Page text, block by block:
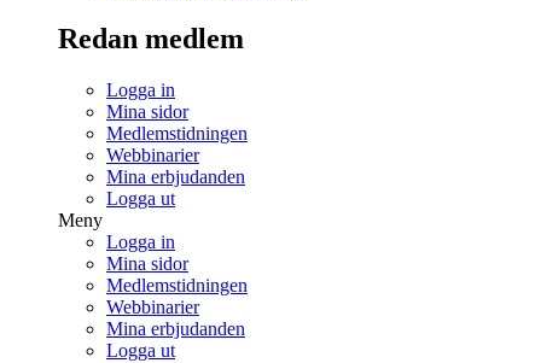
Redan medlem
Logga in
Mina sidor
Medlemstidningen
Webbinarier
Mina erbjudanden
Logga ut
Meny
Logga in
Mina sidor
Medlemstidningen
Webbinarier
Mina erbjudanden
Logga ut